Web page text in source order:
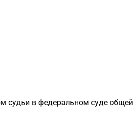
в федеральном суде общей